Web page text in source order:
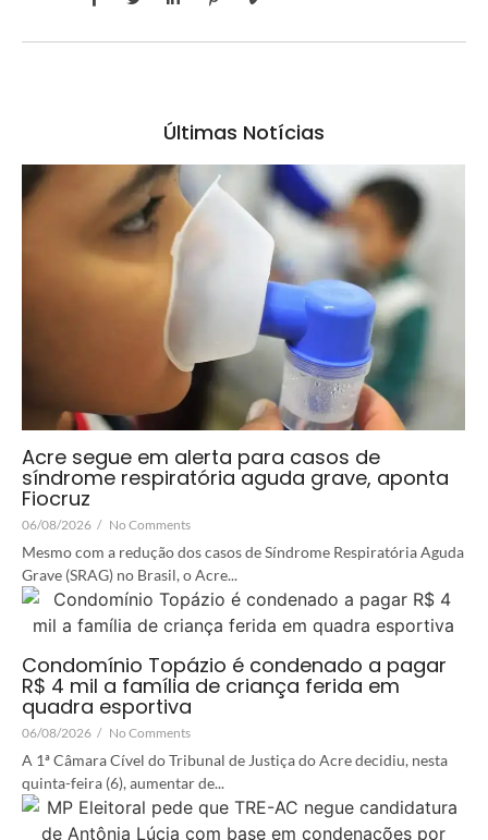
Últimas Notícias
Acre segue em alerta para casos de
síndrome respiratória aguda grave, aponta
Fiocruz
06/08/2026 / No Comments
Mesmo com a redução dos casos de Síndrome Respiratória Aguda
Grave (SRAG) no Brasil, o Acre...
Condomínio Topázio é condenado a pagar
R$ 4 mil a família de criança ferida em
quadra esportiva
06/08/2026 / No Comments
A 1ª Câmara Cível do Tribunal de Justiça do Acre decidiu, nesta
quinta-feira (6), aumentar de...